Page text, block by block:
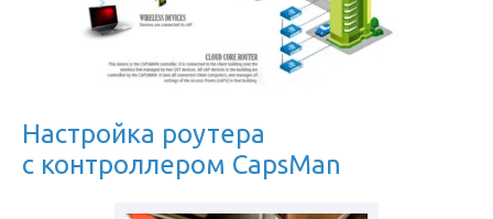
Настройка роутера
с контроллером CapsMan